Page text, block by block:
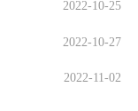
2022-10-25
2022-10-27
2022-11-02